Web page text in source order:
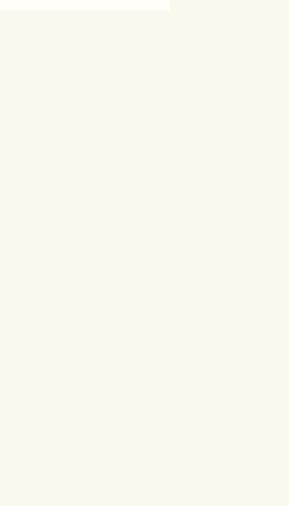
sistema. Es posible
correctamente.
sitio web. Almacenan
es agregada y, por lo
para sus intereses en
de su navegador y